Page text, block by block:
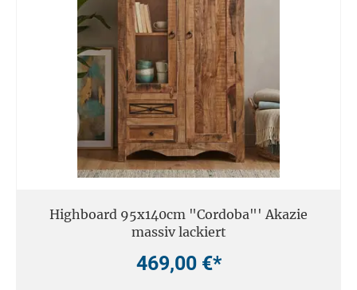
Highboard 95x140cm "Cordoba"' Akazie
massiv lackiert
469,00 €*